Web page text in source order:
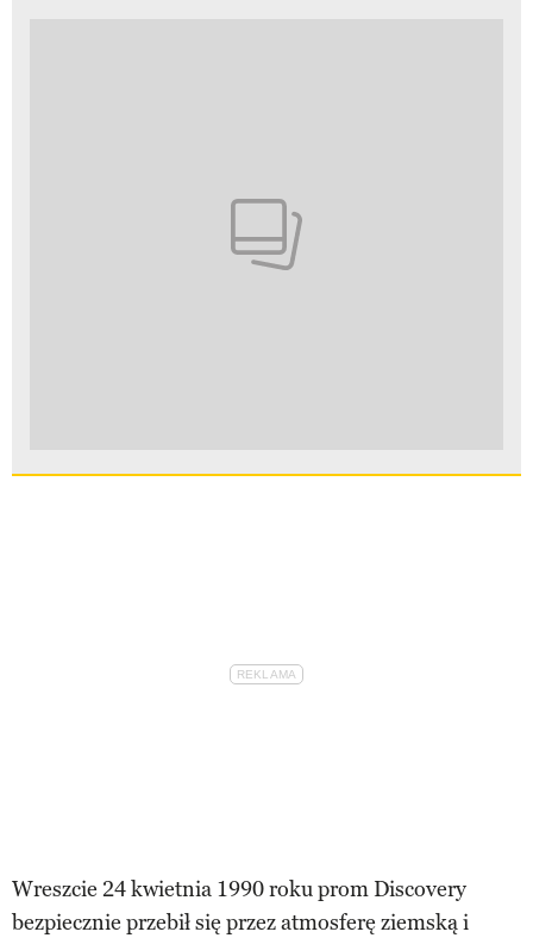
Wreszcie 24 kwietnia 1990 roku prom Discovery
bezpiecznie przebił się przez atmosferę ziemską i